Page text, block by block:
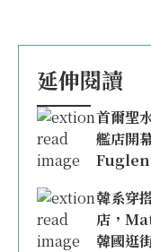
延伸閱讀
首爾聖
艦店開
Fuglen
韓系穿
店，
韓國逛